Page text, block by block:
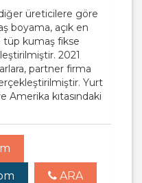
üreticilere göre
boyama, açık en
tüp kumaş fikse
2021
partner firma
Yurt
Amerika kıtasındaki
ARA